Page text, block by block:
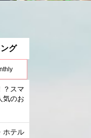
グ
？スマ
気のお
ホテル